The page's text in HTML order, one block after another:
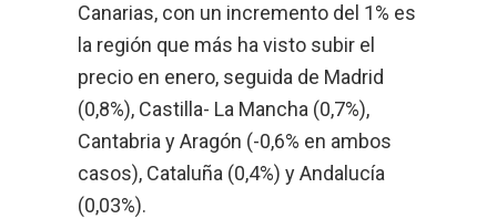
Canarias, con un incremento del 1% es
la región que más ha visto subir el
precio en enero, seguida de Madrid
(0,8%), Castilla- La Mancha (0,7%),
Cantabria y Aragón (-0,6% en ambos
casos), Cataluña (0,4%) y Andalucía
(0,03%).